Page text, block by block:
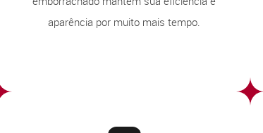
aparência por muito mais tempo.